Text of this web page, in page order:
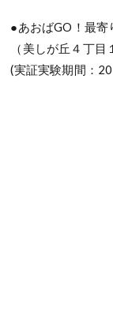
●あおばGO！最
（美しが丘４丁目
(実証実験期間：